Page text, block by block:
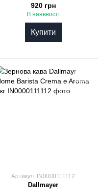
920 грн
В наявності
Купити
Артикул: IN0000111112
Dallmayer